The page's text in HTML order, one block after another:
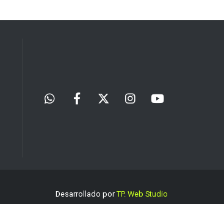
Desarrollado porTP. Web Studio